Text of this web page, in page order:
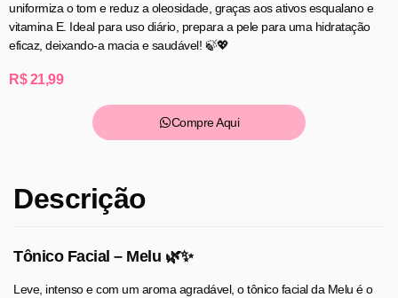
uniformiza o tom e reduz a oleosidade, graças aos ativos esqualano e
vitamina E. Ideal para uso diário, prepara a pele para uma hidratação
eficaz, deixando-a macia e saudável! 🍃💖
R$21,99
Compre Aqui
Descrição
Tônico Facial – Melu 🌿✨
Leve, intenso e com um aroma agradável, o tônico facial da Melu é o